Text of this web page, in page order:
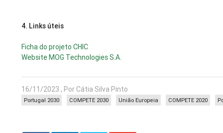
4. Links úteis
Ficha do projeto CHIC
Website MOG Technologies S.A.
16/11/2023 , Por Cátia Silva Pinto
COMPETE 2020
União Europeia
COMPETE 2030
Portugal 2030